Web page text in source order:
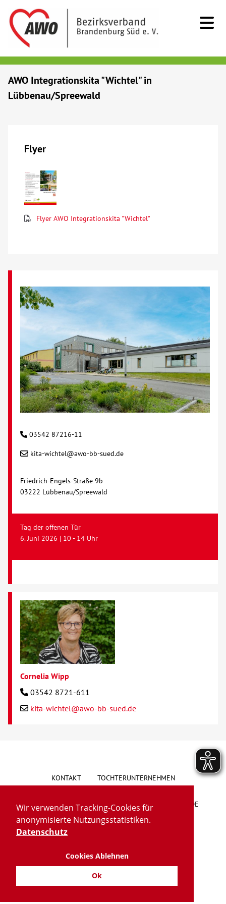
Wir verwenden Tracking-Cookies für
anonymisierte Nutzungsstatistiken.
Datenschutz
Cookies Ablehnen
Ok
Senioren
Beratung & Hilfe
Begegnung
Bildung
Spenden
Mitmachen
Karriere
Ausbildung
AWO Integrationskita "Wichtel" in
Lübbenau/Spreewald
Flyer
Flyer AWO Integrationskita "Wichtel"
03542 87216-11
kita-wichtel@awo-bb-sued.de
Friedrich-Engels-Straße 9b
03222 Lübbenau/Spreewald
Tag der offenen Tür
6. Juni 2026 | 10 - 14 Uhr
Cornelia Wipp
03542 8721-611
kita-wichtel@awo-bb-sued.de
KONTAKT TOCHTERUNTERNEHMEN
HINWEISGEBERSYSTEM VORSCHLAG/BESCHWERDE
LIEFERKETTENGESETZ
IMPRESSUM DATENSCHUTZ